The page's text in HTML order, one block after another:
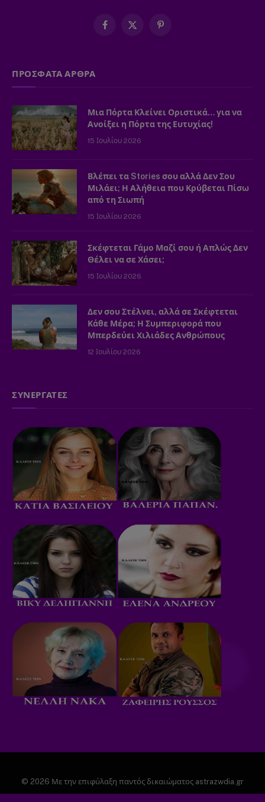
Facebook
X
Pinterest
ΠΡΟΣΦΑΤΑ ΑΡΘΡΑ
Μια Πόρτα Κλείνει Οριστικά… για να
Ανοίξει η Πόρτα της Ευτυχίας!
15 Ιουλίου 2026
Βλέπει τα Stories σου αλλά Δεν Σου
Μιλάει; Η Αλήθεια που Κρύβεται Πίσω
από τη Σιωπή
15 Ιουλίου 2026
Σκέφτεται Γάμο Μαζί σου ή Απλώς Δεν
Θέλει να σε Χάσει;
15 Ιουλίου 2026
Δεν σου Στέλνει, αλλά σε Σκέφτεται
Κάθε Μέρα; Η Συμπεριφορά που
Μπερδεύει Χιλιάδες Ανθρώπους
12 Ιουλίου 2026
ΣΥΝΕΡΓΑΤΕΣ
© 2026 Με την επιφύλαξη παντός δικαιώματος astrazwdia.gr